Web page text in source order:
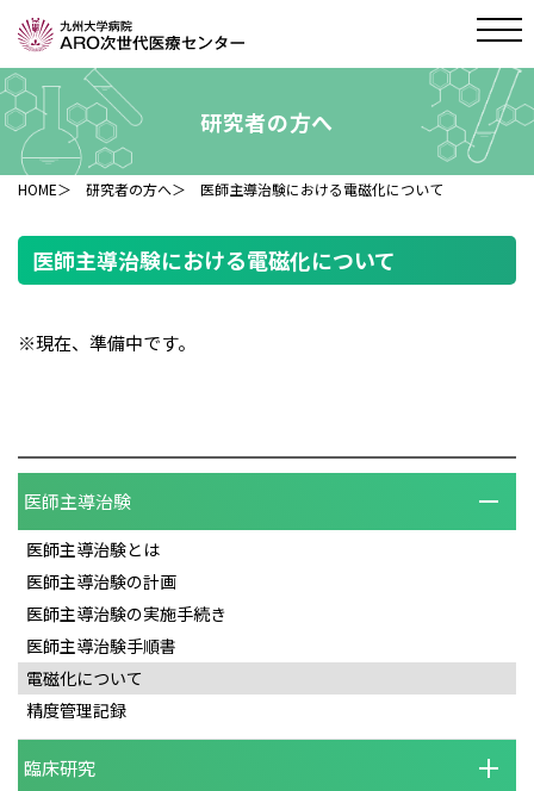
研究者の方へ
HOME＞ 研究者の方へ＞ 医師主導治験における電磁化について
医師主導治験における電磁化について
※現在、準備中です。
医師主導治験
医師主導治験とは
医師主導治験の計画
医師主導治験の実施手続き
医師主導治験手順書
電磁化について
精度管理記録
臨床研究